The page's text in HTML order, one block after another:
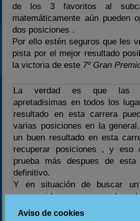
de los 3 favoritos al
matemáticamente aún pueden
dos posiciones .
Por ello estén seguros que les
pista por el mejor resultado
la victoria de este 7º Gran
La verdad es que las
apretadisimas en todos los
resultado en esta carrera
varias posiciones en la
un buen resultado en esta
recuperar posiciones , y eso
prueba más despues de esta
definitivo.
Y en situación de buscar
conseguirlo para que les
clasificación general, nos
Aviso de cookies